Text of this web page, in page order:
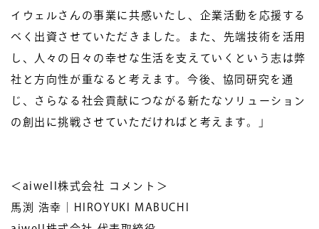
イウェルさんの事業に共感いたし、企業活動を応援する
べく出資させていただきました。また、先端技術を活用
し、人々の日々の幸せな生活を支えていくという志は弊
社と方向性が重なると考えます。今後、協同研究を通
じ、さらなる社会貢献につながる新たなソリューション
の創出に挑戦させていただければと考えます。」
＜aiwell株式会社 コメント＞
馬渕 浩幸｜HIROYUKI MABUCHI